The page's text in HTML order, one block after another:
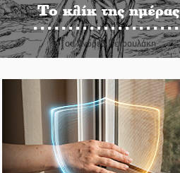
Το κλίκ της ημέρας
Του Ανδρέα Πετρουλάκη